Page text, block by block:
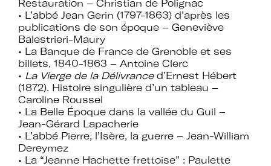
Restauration – Christian de Polignac
• L’abbé Jean Gerin (1797-1863) d’après les
publications de son époque – Geneviève
Balestrieri-Maury
• La Banque de France de Grenoble et ses
billets, 1840-1863 – Antoine Clerc
• La Vierge de la Délivranced’Ernest Hébert
(1872). Histoire singulière d’un tableau –
Caroline Roussel
• La Belle Époque dans la vallée du Guil –
Jean-Gérard Lapacherie
• L’abbé Pierre, l’Isère, la guerre – Jean-William
Dereymez
• La “Jeanne Hachette frettoise” : Paulette